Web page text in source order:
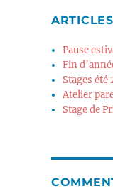
Pause
Fin
Stages été
Atelier
Stage de